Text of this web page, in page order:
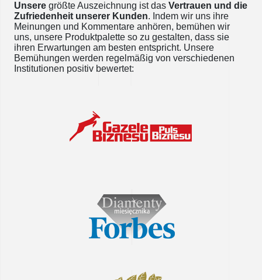
Unsere größte Auszeichnung ist das Vertrauen und die
Zufriedenheit unserer Kunden. Indem wir uns ihre
Meinungen und Kommentare anhören, bemühen wir
uns, unsere Produktpalette so zu gestalten, dass sie
ihren Erwartungen am besten entspricht. Unsere
Bemühungen werden regelmäßig von verschiedenen
Institutionen positiv bewertet: